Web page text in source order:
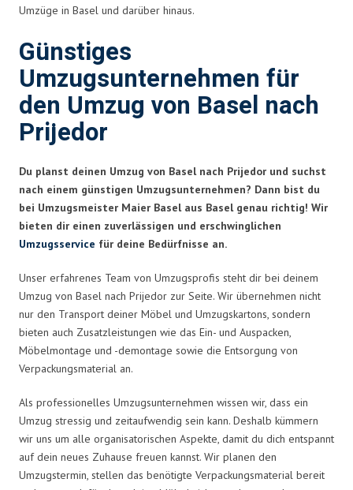
Umzüge in Basel und darüber hinaus.
Günstiges
Umzugsunternehmen für
den Umzug von Basel nach
Prijedor
Du planst deinen Umzug von Basel nach Prijedor und suchst
nach einem günstigen Umzugsunternehmen? Dann bist du
bei Umzugsmeister Maier Basel aus Basel genau richtig! Wir
bieten dir einen zuverlässigen und erschwinglichen
Umzugsservice für deine Bedürfnisse an.
Unser erfahrenes Team von Umzugsprofis steht dir bei deinem
Umzug von Basel nach Prijedor zur Seite. Wir übernehmen nicht
nur den Transport deiner Möbel und Umzugskartons, sondern
bieten auch Zusatzleistungen wie das Ein- und Auspacken,
Möbelmontage und -demontage sowie die Entsorgung von
Verpackungsmaterial an.
Als professionelles Umzugsunternehmen wissen wir, dass ein
Umzug stressig und zeitaufwendig sein kann. Deshalb kümmern
wir uns um alle organisatorischen Aspekte, damit du dich entspannt
auf dein neues Zuhause freuen kannst. Wir planen den
Umzugstermin, stellen das benötigte Verpackungsmaterial bereit